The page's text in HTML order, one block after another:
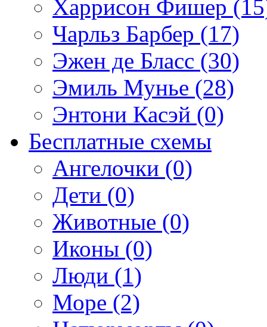
Харрисон Фишер
Чарльз Барбер (17)
Эжен де Бласс (30)
Эмиль Мунье (28)
Энтони Касэй (0)
Бесплатные схемы
Ангелочки (0)
Дети (0)
Животные (0)
Иконы (0)
Люди (1)
Море (2)